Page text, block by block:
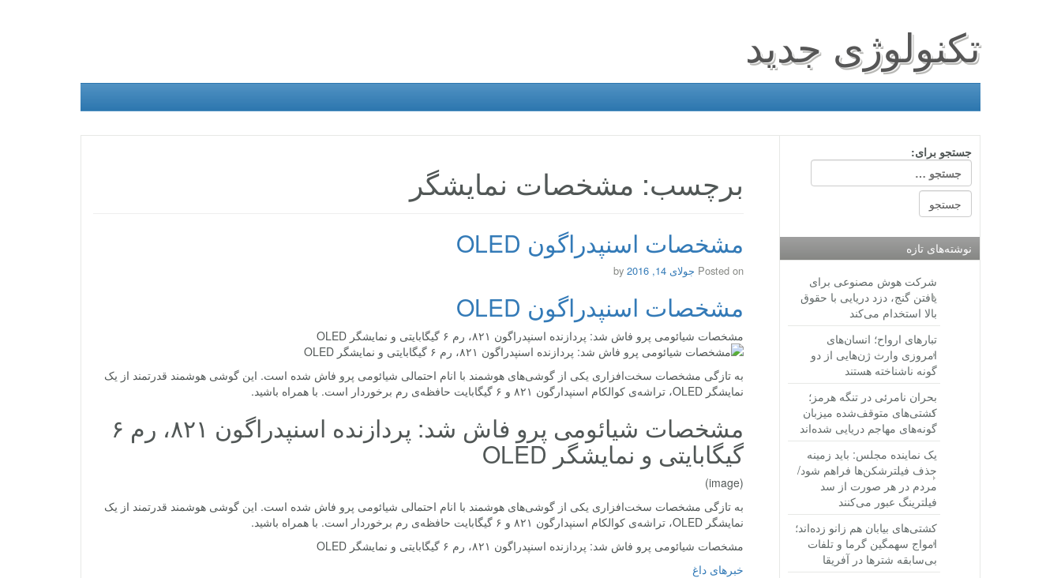
تکنولوژی جدید
برچسب: مشخصات نمایشگر
مشخصات اسنپدراگون OLED
Posted on جولای 14, 2016 by
مشخصات اسنپدراگون OLED
مشخصات شیائومی پرو فاش شد: پردازنده اسنپدراگون ۸۲۱، رم ۶ گیگابایتی و نمایشگر OLED
به تازگی مشخصات سخت‌افزاری یکی از گوشی‌های هوشمند با انام احتمالی شیائومی پرو فاش شده است. این گوشی هوشمند قدرتمند از یک
نمایشگر OLED، تراشه‌ی کوالکام اسنپدارگون ۸۲۱ و ۶ گیگابایت حافظه‌ی رم برخوردار است. با همراه باشید.
مشخصات شیائومی پرو فاش شد: پردازنده اسنپدراگون ۸۲۱، رم ۶
گیگابایتی و نمایشگر OLED
(image)
به تازگی مشخصات سخت‌افزاری یکی از گوشی‌های هوشمند با انام احتمالی شیائومی پرو فاش شده است. این گوشی هوشمند قدرتمند از یک
نمایشگر OLED، تراشه‌ی کوالکام اسنپدارگون ۸۲۱ و ۶ گیگابایت حافظه‌ی رم برخوردار است. با همراه باشید.
مشخصات شیائومی پرو فاش شد: پردازنده اسنپدراگون ۸۲۱، رم ۶ گیگابایتی و نمایشگر OLED
خبرهای داغ
جستجو برای:
نوشته‌های تازه
شرکت هوش مصنوعی برای
یافتن گنج، دزد دریایی با حقوق
بالا استخدام می‌کند
تبارهای ارواح؛ انسان‌های
امروزی وارث ژن‌هایی از دو
گونه ناشناخته هستند
بحران نامرئی در تنگه هرمز؛
کشتی‌های متوقف‌شده میزبان
گونه‌های مهاجم دریایی شده‌اند
یک نماینده مجلس: باید زمینه
حذف فیلترشکن‌ها فراهم شود/
مردم در هر صورت از سد
فیلترینگ عبور می‌کنند
کشتی‌های بیابان هم زانو زده‌اند؛
امواج سهمگین گرما و تلفات
بی‌سابقه شترها در آفریقا